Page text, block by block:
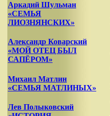
Аркадий Шульман
«СЕМЬЯ
ЛИОЗНЯНСКИХ»
Александр Коварский
«МОЙ ОТЕЦ БЫЛ
САПЁРОМ»
Михаил Матлин
«СЕМЬЯ МАТЛИНЫХ»
Лев Полыковский